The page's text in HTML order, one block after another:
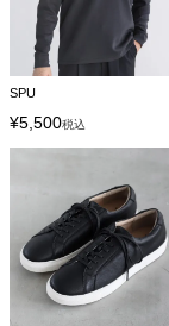
SPU
¥5,500税込